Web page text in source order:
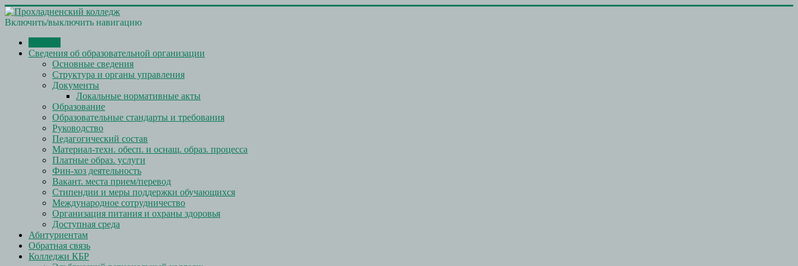
Включить/выключить навигацию
Сведения об образовательной организации
Основные сведения
Структура и органы управления
Документы
Локальные нормативные акты
Образование
Образовательные стандарты и требования
Руководство
Педагогический состав
Материал-техн. обесп. и оснащ. образ. процесса
Платные образ. услуги
Фин-хоз деятельность
Вакант. места прием/перевод
Стипендии и меры поддержки обучающихся
Международное сотрудничество
Организация питания и охраны здоровья
Доступная среда
Абитуриентам
Обратная связь
Колледжи КБР